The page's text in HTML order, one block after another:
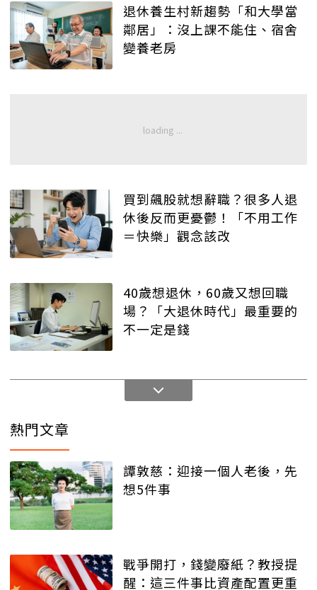
退休養生村新趨勢「和大學當
鄰居」：沒上課不能住、宿舍
變養老房
買到飆股就想辭職？很多人退
休後反而更憂鬱！「不用工作
＝快樂」觀念該改
40歲想退休，60歲又想回職
場？「大退休時代」最重要的
不一定是錢
熱門文章
譚敦慈：迎接一個人老後，先
想5件事
戰爭開打，錢變廢紙？教授提
醒：這三件事比資產配置更重